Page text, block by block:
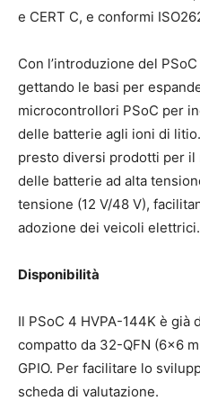
e CERT C, e conformi
Con l’introduzione del
gettando le basi per
microcontrollori PSoC per
delle batterie agli ioni di
presto diversi prodotti per
delle batterie ad alta
tensione (12 V/48 V),
adozione dei veicoli elettrici.
Disponibilità
Il PSoC 4 HVPA-144K è già
compatto da 32-QFN (6×6
GPIO. Per facilitare lo
scheda di valutazione.